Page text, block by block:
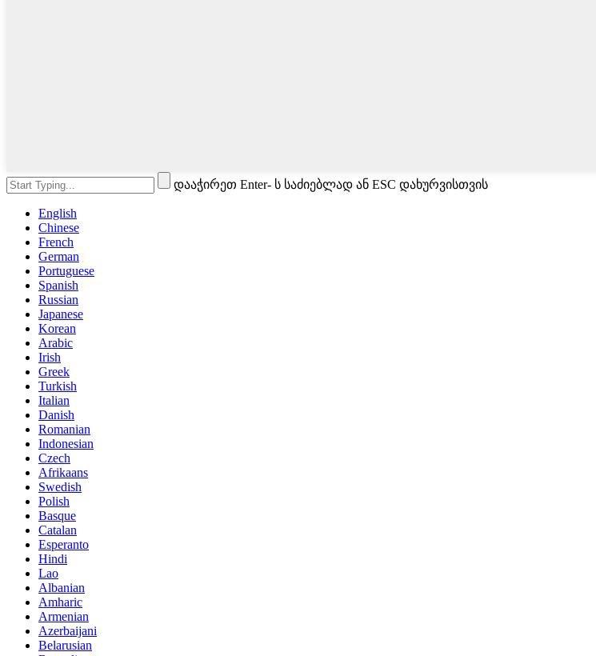
დააჭირეთ Enter- ს საძიებლად ან ESC დახურვისთვის
English
Chinese
French
German
Portuguese
Spanish
Russian
Japanese
Korean
Arabic
Irish
Greek
Turkish
Italian
Danish
Romanian
Indonesian
Czech
Afrikaans
Swedish
Polish
Basque
Catalan
Esperanto
Hindi
Lao
Albanian
Amharic
Armenian
Azerbaijani
Belarusian